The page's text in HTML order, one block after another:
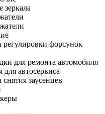
регулировки форсунок
для ремонта автомобиля
автосервиса
заусенцев